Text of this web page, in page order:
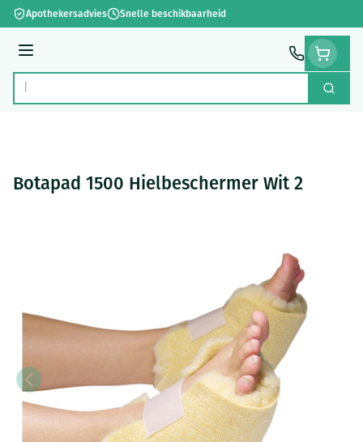
Ga naar de inhoud
Apothekersadvies Snelle beschikbaarheid
Menu
Product, merk, categorie... Zoek
Botapad 1500 Hielbeschermer Wit 2